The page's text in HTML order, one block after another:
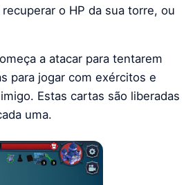
o HP da sua torre, ou
a atacar para tentarem
para jogar com exércitos e
Estas cartas são liberadas
uma.